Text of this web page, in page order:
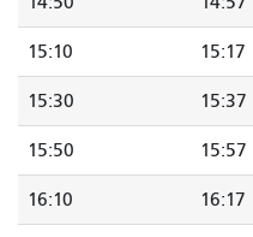
15:10 15:17
15:30 15:37
15:50 15:57
16:10 16:17